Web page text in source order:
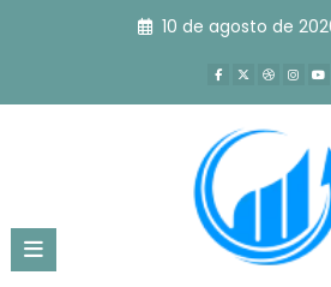
10 de agosto de
Tag: marketing
negócios